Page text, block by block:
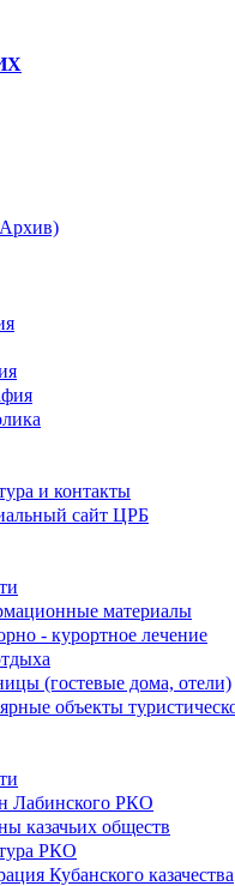
и контакты
сайт ЦРБ
материалы
- курортное лечение
(гостевые дома, отели)
объекты
Лабинского РКО
казачьих обществ
РКО
Кубанского казачества